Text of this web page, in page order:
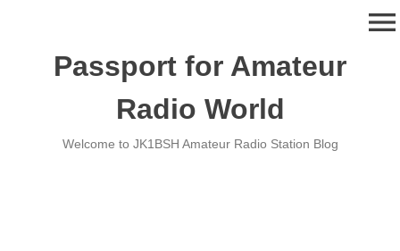
Passport for Amateur
Radio World
Welcome to JK1BSH Amateur Radio Station Blog
menu